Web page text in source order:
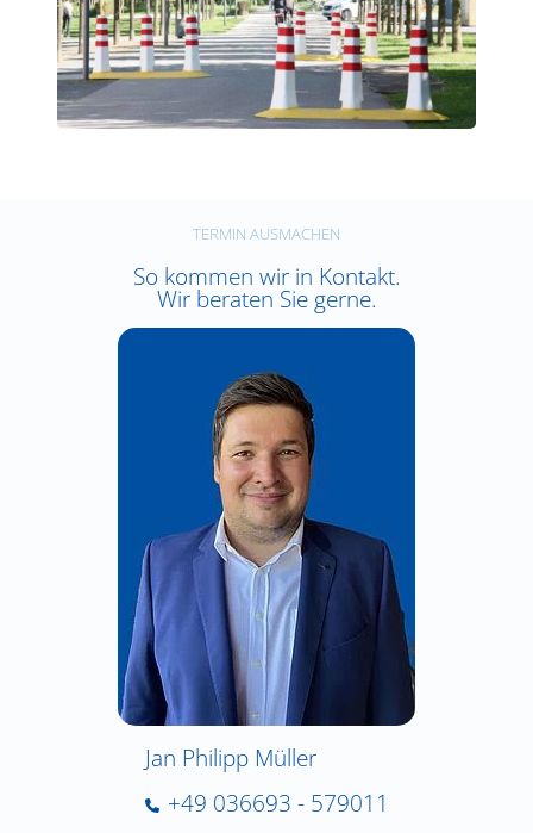
TERMIN AUSMACHEN
So kommen wir in Kontakt.
Wir beraten Sie gerne.
Jan Philipp Müller
+49 036693 - 579011